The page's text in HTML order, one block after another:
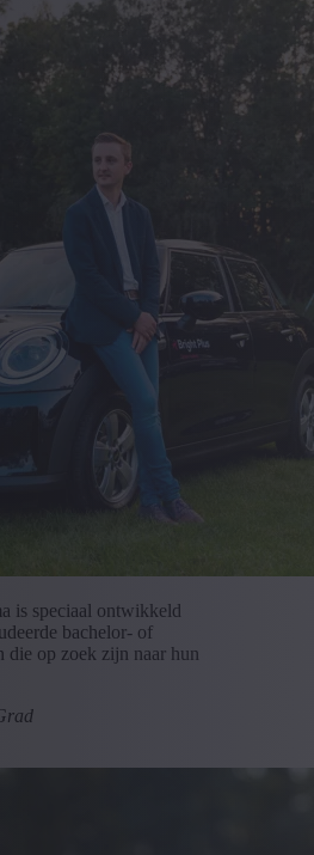
is speciaal ontwikkeld
bachelor- of
die op zoek zijn naar hun